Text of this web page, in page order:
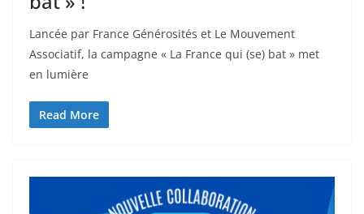
Lancée par France Générosités et Le Mouvement
Associatif, la campagne « La France qui (se) bat » met
en lumière
Read More